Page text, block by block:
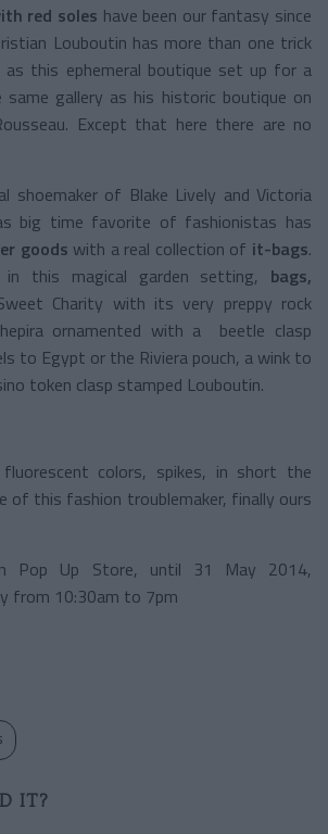
red soles have been our fantasy since
Louboutin has more than one trick
as this ephemeral boutique set up for a
gallery as his historic boutique on
Except that here there are no
shoemaker of Blake Lively and Victoria
big time favorite of fashionistas has
goods with a real collection of it-bags.
in this magical garden setting, bags,
Charity with its very preppy rock
ornamented with a beetle clasp
to Egypt or the Riviera pouch, a wink to
token clasp stamped Louboutin.
colors, spikes, in short the
of this fashion troublemaker, finally ours
Pop Up Store, until 31 May 2014,
from 10:30am to 7pm
IT?